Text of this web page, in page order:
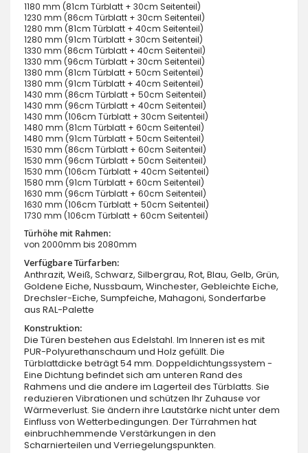
1180 mm (81cm Türblatt + 30cm Seitenteil)
1230 mm (86cm Türblatt + 30cm Seitenteil)
1280 mm (81cm Türblatt + 40cm Seitenteil)
1280 mm (91cm Türblatt + 30cm Seitenteil)
1330 mm (86cm Türblatt + 40cm Seitenteil)
1330 mm (96cm Türblatt + 30cm Seitenteil)
1380 mm (81cm Türblatt + 50cm Seitenteil)
1380 mm (91cm Türblatt + 40cm Seitenteil)
1430 mm (86cm Türblatt + 50cm Seitenteil)
1430 mm (96cm Türblatt + 40cm Seitenteil)
1430 mm (106cm Türblatt + 30cm Seitenteil)
1480 mm (81cm Türblatt + 60cm Seitenteil)
1480 mm (91cm Türblatt + 50cm Seitenteil)
1530 mm (86cm Türblatt + 60cm Seitenteil)
1530 mm (96cm Türblatt + 50cm Seitenteil)
1530 mm (106cm Türblatt + 40cm Seitenteil)
1580 mm (91cm Türblatt + 60cm Seitenteil)
1630 mm (96cm Türblatt + 60cm Seitenteil)
1630 mm (106cm Türblatt + 50cm Seitenteil)
1730 mm (106cm Türblatt + 60cm Seitenteil)
Türhöhe mit Rahmen:
von 2000mm bis 2080mm
Verfügbare Türfarben:
Anthrazit, Weiß, Schwarz, Silbergrau, Rot, Blau, Gelb, Grün,
Goldene Eiche, Nussbaum, Winchester, Gebleichte Eiche,
Drechsler-Eiche, Sumpfeiche, Mahagoni, Sonderfarbe
aus RAL-Palette
Konstruktion:
Die Türen bestehen aus Edelstahl. Im Inneren ist es mit
PUR-Polyurethanschaum und Holz gefüllt. Die
Türblattdicke beträgt 54 mm. Doppeldichtungssystem -
Eine Dichtung befindet sich am unteren Rand des
Rahmens und die andere im Lagerteil des Türblatts. Sie
reduzieren Vibrationen und schützen Ihr Zuhause vor
Wärmeverlust. Sie ändern ihre Lautstärke nicht unter dem
Einfluss von Wetterbedingungen. Der Türrahmen hat
einbruchhemmende Verstärkungen in den
Scharnierteilen und Verriegelungspunkten.